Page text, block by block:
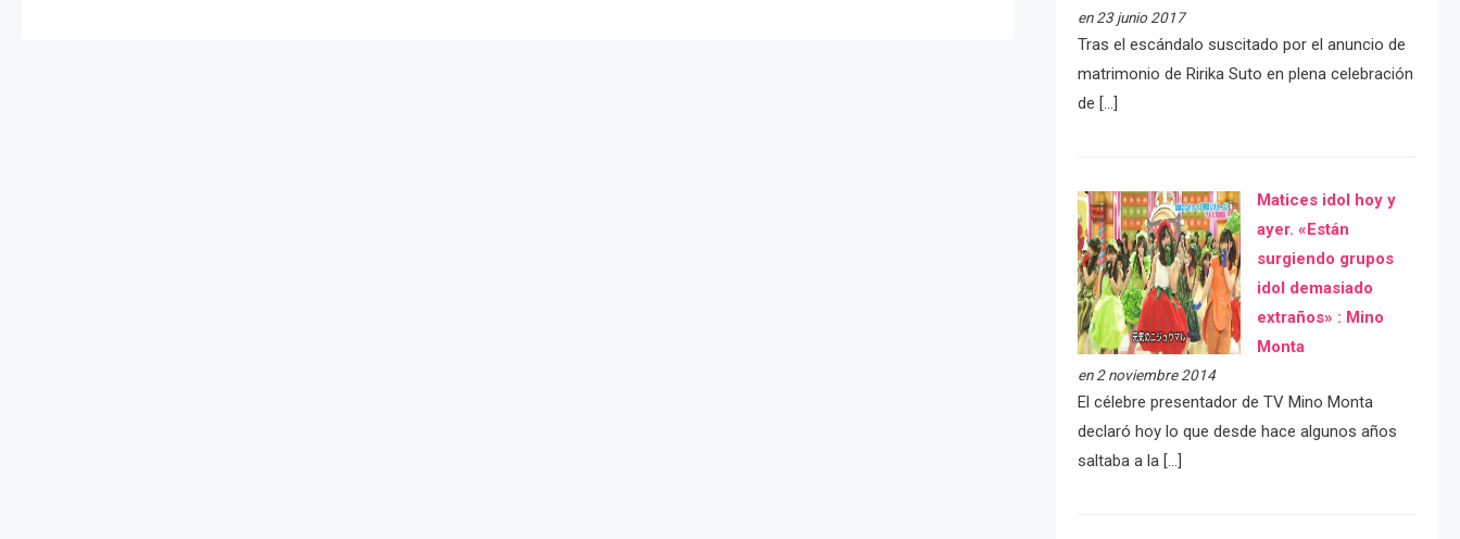
en 23 junio 2017
Tras el escándalo suscitado por el anuncio de
matrimonio de Ririka Suto en plena celebración
de […]
Matices idol hoy y
ayer. «Están
surgiendo grupos
idol demasiado
extraños» : Mino
Monta
en 2 noviembre 2014
El célebre presentador de TV Mino Monta
declaró hoy lo que desde hace algunos años
saltaba a la […]